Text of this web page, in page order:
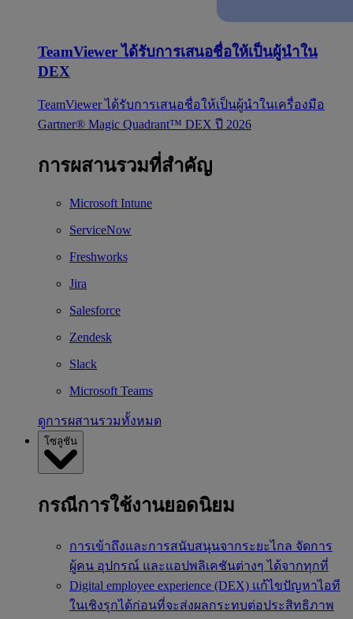
TeamViewer ได้รับการเสนอชื่อให้เป็นผู้นำใน
DEX
TeamViewer ได้รับการเสนอชื่อให้เป็นผู้นำในเครื่องมือ
Gartner® Magic Quadrant™ DEX ปี 2026
การผสานรวมที่สำคัญ
Microsoft Intune
ServiceNow
Freshworks
Jira
Salesforce
Zendesk
Slack
Microsoft Teams
ดูการผสานรวมทั้งหมด
โซลูชัน
กรณีการใช้งานยอดนิยม
การเข้าถึงและการสนับสนุนจากระยะไกล จัดการ
ผู้คน อุปกรณ์ และแอปพลิเคชันต่างๆ ได้จากทุกที่
Digital employee experience (DEX) แก้ไขปัญหาไอที
ในเชิงรุกได้ก่อนที่จะส่งผลกระทบต่อประสิทธิภาพ